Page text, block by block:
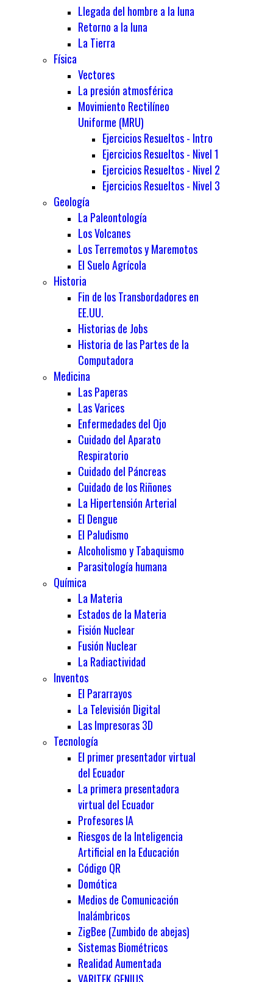
Llegada del hombre a la luna
Retorno a la luna
La Tierra
Física
Vectores
La presión atmosférica
Movimiento Rectilíneo
Uniforme (MRU)
Ejercicios Resueltos - Intro
Ejercicios Resueltos - Nivel 1
Ejercicios Resueltos - Nivel 2
Ejercicios Resueltos - Nivel 3
Geología
La Paleontología
Los Volcanes
Los Terremotos y Maremotos
El Suelo Agrícola
Historia
Fin de los Transbordadores en
EE.UU.
Historias de Jobs
Historia de las Partes de la
Computadora
Medicina
Las Paperas
Las Varices
Enfermedades del Ojo
Cuidado del Aparato
Respiratorio
Cuidado del Páncreas
Cuidado de los Riñones
La Hipertensión Arterial
El Dengue
El Paludismo
Alcoholismo y Tabaquismo
Parasitología humana
Química
La Materia
Estados de la Materia
Fisión Nuclear
Fusión Nuclear
La Radiactividad
Inventos
El Pararrayos
La Televisión Digital
Las Impresoras 3D
Tecnología
El primer presentador virtual
del Ecuador
La primera presentadora
virtual del Ecuador
Profesores IA
Riesgos de la Inteligencia
Artificial en la Educación
Código QR
Domótica
Medios de Comunicación
Inalámbricos
ZigBee (Zumbido de abejas)
Sistemas Biométricos
Realidad Aumentada